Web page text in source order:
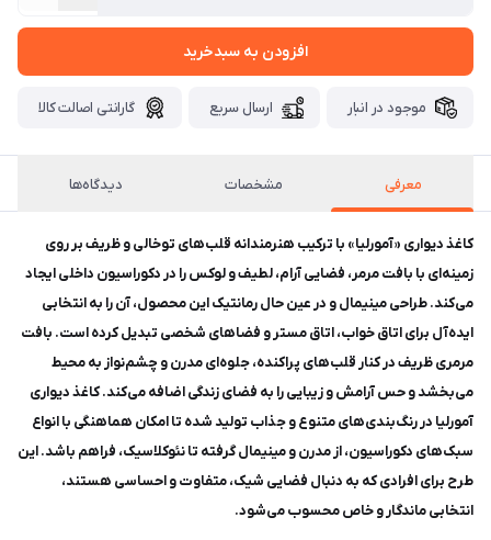
افزودن به سبدخرید
موجود در انبار ارسال سریع گارانتی اصالت کالا
معرفی مشخصات دیدگاه‌ها
کاغذ دیواری «آمورلیا» با ترکیب هنرمندانه قلب‌های توخالی و ظریف بر روی
زمینه‌ای با بافت مرمر، فضایی آرام، لطیف و لوکس را در دکوراسیون داخلی ایجاد
می‌کند. طراحی مینیمال و در عین حال رمانتیک این محصول، آن را به انتخابی
ایده‌آل برای اتاق خواب، اتاق مستر و فضاهای شخصی تبدیل کرده است. بافت
مرمری ظریف در کنار قلب‌های پراکنده، جلوه‌ای مدرن و چشم‌نواز به محیط
می‌بخشد و حس آرامش و زیبایی را به فضای زندگی اضافه می‌کند. کاغذ دیواری
آمورلیا در رنگ‌بندی‌های متنوع و جذاب تولید شده تا امکان هماهنگی با انواع
سبک‌های دکوراسیون، از مدرن و مینیمال گرفته تا نئوکلاسیک، فراهم باشد. این
طرح برای افرادی که به دنبال فضایی شیک، متفاوت و احساسی هستند،
انتخابی ماندگار و خاص محسوب می‌شود.